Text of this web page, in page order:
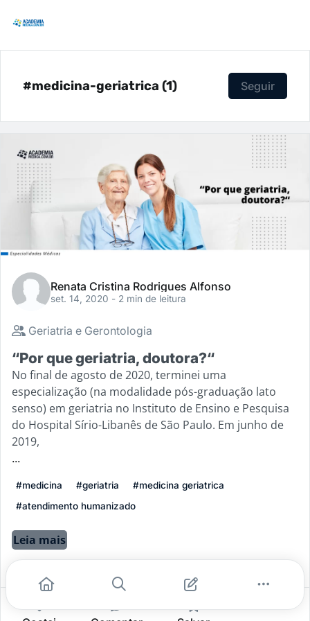
#medicina-geriatrica (1) Seguir
Renata Cristina Rodrigues Alfonso
set. 14, 2020 - 2 min de leitura
Geriatria e Gerontologia
“Por que geriatria, doutora?“
No final de agosto de 2020, terminei uma
especialização (na modalidade pós-graduação lato
senso) em geriatria no Instituto de Ensino e Pesquisa
do Hospital Sírio-Libanês de São Paulo. Em junho de
2019,
...
#medicina #geriatria
#medicina geriatrica
#atendimento humanizado
Leia mais